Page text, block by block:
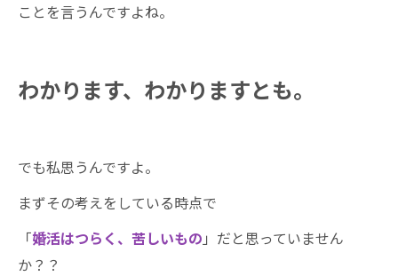
ことを言うんですよね。
わかります、わかりますとも。
でも私思うんですよ。
まずその考えをしている時点で
「婚活はつらく、苦しいもの 」だと思っていません
か？？